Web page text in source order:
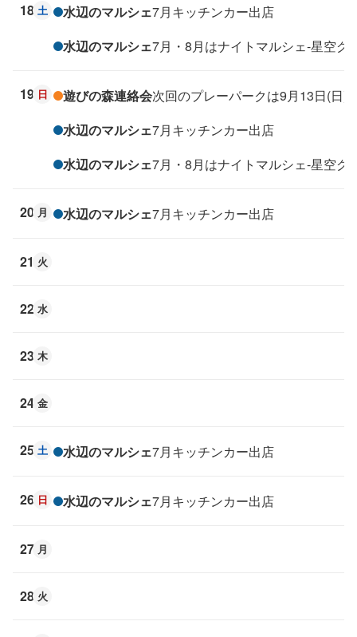
18 土 水辺のマルシェ7月キッチンカー出店
水辺のマルシェ7月・8月はナイトマルシェ-星空グ
19 日 遊びの森連絡会次回のプレーパークは9月13日(日)
水辺のマルシェ7月キッチンカー出店
水辺のマルシェ7月・8月はナイトマルシェ-星空グ
20 月 水辺のマルシェ7月キッチンカー出店
21 火
22 水
23 木
24 金
25 土 水辺のマルシェ7月キッチンカー出店
26 日 水辺のマルシェ7月キッチンカー出店
27 月
28 火